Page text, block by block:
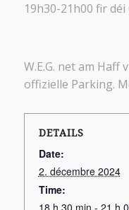
19h30-21h00 fir déi
W.E.G. net am Haff
offizielle Parking.
DETAILS
Date:
2. décembre 2024
Time:
18 h 30 min - 21 h